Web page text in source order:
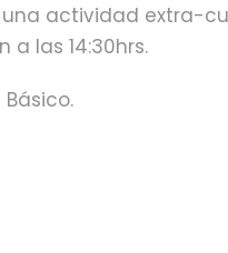
actividad extra-
las 14:30hrs.